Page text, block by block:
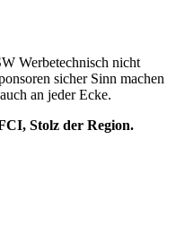
Werbetechnisch nicht
sicher Sinn machen
an jeder Ecke.
Stolz der Region.